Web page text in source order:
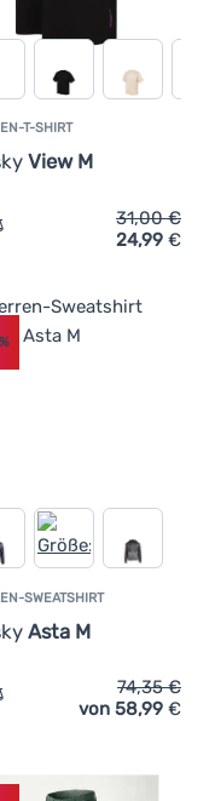
Walker M'
T-SHIRT
View M
Vergleich 'Herren-T-
31,00€
24,99 €
Square M'
SWEATSHIRT
Asta M
Vergleich 'Herren-
74,35€
von 58,99 €